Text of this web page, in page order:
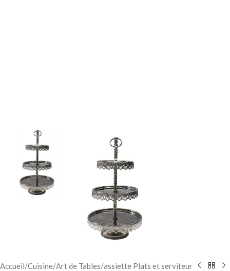
Accueil/Cuisine/Art de Tables/assiette Plats et serviteur